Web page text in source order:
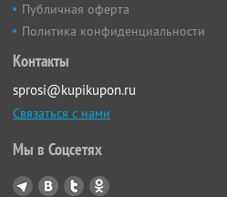
Публичная оферта
Политика конфиденциальности
Контакты
sprosi@kupikupon.ru
Связаться с нами
Мы в Соцсетях